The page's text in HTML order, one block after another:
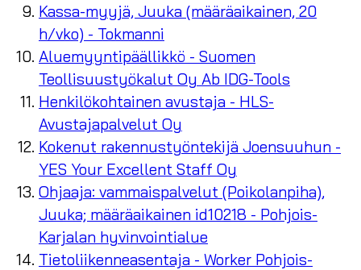
Kassa-myyjä, Juuka (määräaikainen, 20
h/vko) - Tokmanni
Aluemyyntipäällikkö - Suomen
Teollisuustyökalut Oy Ab IDG-Tools
Henkilökohtainen avustaja - HLS-
Avustajapalvelut Oy
Kokenut rakennustyöntekijä Joensuuhun -
YES Your Excellent Staff Oy
Ohjaaja: vammaispalvelut (Poikolanpiha),
Juuka; määräaikainen id10218 - Pohjois-
Karjalan hyvinvointialue
Tietoliikenneasentaja - Worker Pohjois-